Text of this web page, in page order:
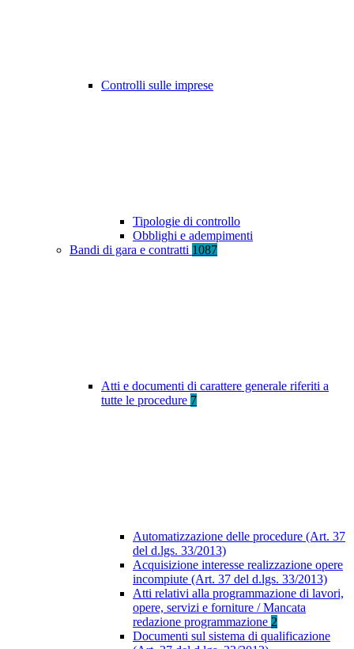
Controlli sulle imprese
Tipologie di controllo
Obblighi e adempimenti
Bandi di gara e contratti 1087
Atti e documenti di carattere generale riferiti a
tutte le procedure 7
Automatizzazione delle procedure (Art. 37
del d.lgs. 33/2013)
Acquisizione interesse realizzazione opere
incompiute (Art. 37 del d.lgs. 33/2013)
Atti relativi alla programmazione di lavori,
opere, servizi e forniture / Mancata
redazione programmazione 2
Documenti sul sistema di qualificazione